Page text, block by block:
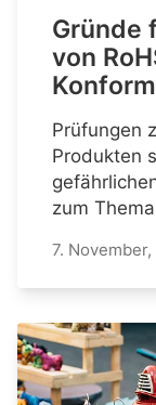
Gründe
von
Prüfungen
Produkten
zum
7.